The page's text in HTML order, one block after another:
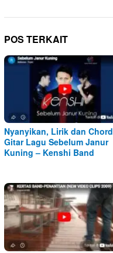
POS TERKAIT
Nyanyikan, Lirik dan Chord
Gitar Lagu Sebelum Janur
Kuning – Kenshi Band